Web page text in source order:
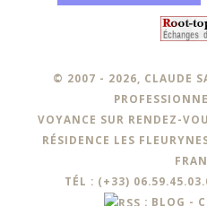
© 2007 - 2026, CLAUDE
VOYANCE SUR RENDEZ-
RÉSIDENCE LES
TÉL : (+33)
: BLOG -